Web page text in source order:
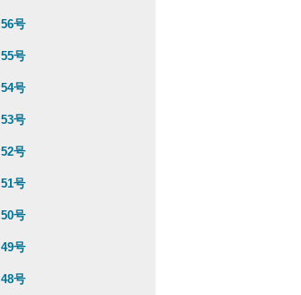
号
号
号
号
号
号
号
号
号